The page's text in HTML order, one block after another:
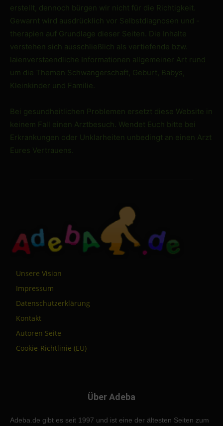
erstellt, dennoch bürgen wir nicht für die Richtigkeit.
Gewarnt wird ausdrücklich vor Selbstdiagnosen und -
therapien auf Grundlage dieser Seiten. Die Inhalte
verstehen sich ausschließlich als vertiefende bzw.
laienverstaendliche Informationen allgemeiner Art rund
um die Themen Schwangerschaft, Geburt, Babys,
Kleinkinder und Familie.
Bei gesundheitlichen Problemen ersetzt diese Website in
keinem Fall einen Arztbesuch. Wendet Euch bitte bei
Erkrankungen oder Unklarheiten unbedingt an einen Arzt
Eures Vertrauens.
Unsere Vision
Impressum
Datenschutzerklärung
Kontakt
Autoren Seite
Cookie-Richtlinie (EU)
Über Adeba
Adeba.de gibt es seit 1997 und ist eine der ältesten Seiten zum